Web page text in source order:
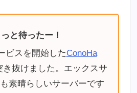
と待ったー！
ビスを開始したConoHa
き抜けました。エックスサ
素晴らしいサーバーです